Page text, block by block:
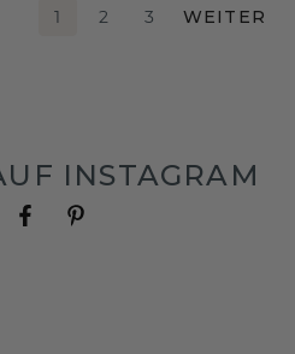
1 2 3 WEITER
INSTAGRAM